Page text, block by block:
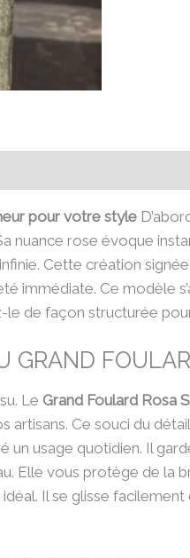
pour votre style
nuance rose évoque
Cette création
immédiate. Ce modèle
de façon structurée
GRAND
Le Grand Foulard Rosa
Ce souci du
un usage quotidien. Il
Elle vous protège de la
Il se glisse